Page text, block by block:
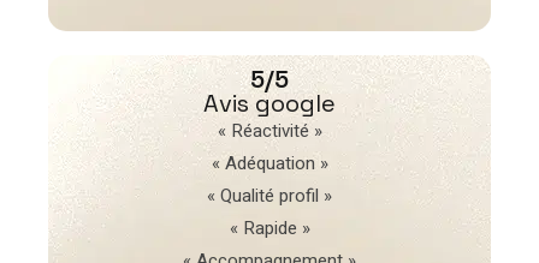
5/5
Avis google
« Réactivité »
« Adéquation »
« Qualité profil »
« Rapide »